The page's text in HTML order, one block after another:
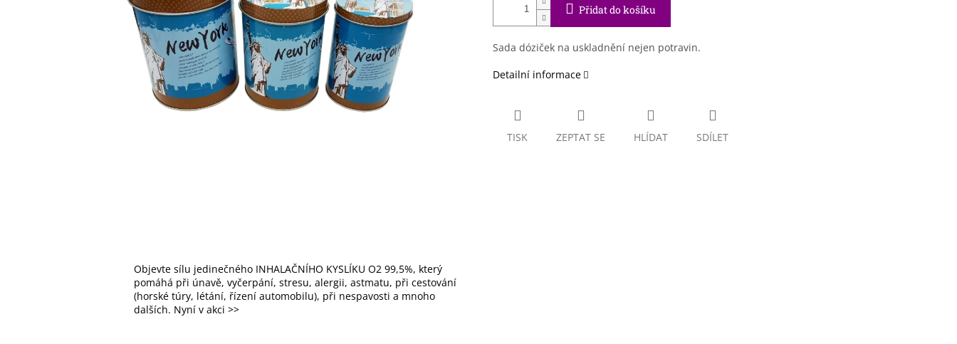
Přidat do košíku
Sada dóziček na uskladnění nejen potravin.
Detailní informace
TISK ZEPTAT SE HLÍDAT SDÍLET
Objevte sílu jedinečného INHALAČNÍHO KYSLÍKU O2 99,5%, který
pomáhá při únavě, vyčerpání, stresu, alergii, astmatu, při cestování
(horské túry, létání, řízení automobilu), při nespavosti a mnoho
dalších. Nyní v akci >>